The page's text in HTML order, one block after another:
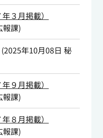
３月掲載）
報課)
(2025年10月08日 秘
９月掲載）
報課)
８月掲載）
報課)